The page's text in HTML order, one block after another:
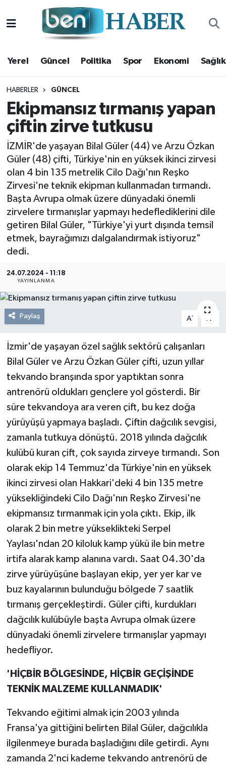
Yerel Güncel Politika Spor Ekonomi Sağlık
HABERLER GÜNCEL
Ekipmansız tırmanış yapan
çiftin zirve tutkusu
İZMİR'de yaşayan Bilal Güler (44) ve Arzu Özkan
Güler (48) çifti, Türkiye'nin en yüksek ikinci zirvesi
olan 4 bin 135 metrelik Cilo Dağı'nın Reşko
Zirvesi'ne teknik ekipman kullanmadan tırmandı.
Başta Avrupa olmak üzere dünyadaki önemli
zirvelere tırmanışlar yapmayı hedeflediklerini dile
getiren Bilal Güler, "Türkiye'yi yurt dışında temsil
etmek, bayrağımızı dalgalandırmak istiyoruz"
dedi.
24.07.2024 - 11:18
YAYINLANMA
Paylaş A- A
İzmir'de yaşayan özel sağlık sektörü çalışanları
Bilal Güler ve Arzu Özkan Güler çifti, uzun yıllar
tekvando branşında spor yaptıktan sonra
antrenörü oldukları gençlere yol gösterdi. Bir
süre tekvandoya ara veren çift, bu kez doğa
yürüyüşü yapmaya başladı. Çiftin dağcılık sevgisi,
zamanla tutkuya dönüştü. 2018 yılında dağcılık
kulübü kuran çift, çok sayıda zirveye tırmandı. Son
olarak ekip 14 Temmuz'da Türkiye'nin en yüksek
ikinci zirvesi olan Hakkari'deki 4 bin 135 metre
yüksekliğindeki Cilo Dağı'nın Reşko Zirvesi'ne
ekipmansız tırmanmak için yola çıktı. Ekip, ilk
olarak 2 bin metre yükseklikteki Serpel
Yaylası'ndan 20 kiloluk kamp yükü ile bin metre
irtifa alarak kamp alanına vardı. Saat 04.30'da
zirve yürüyüşüne başlayan ekip, yer yer kar ve
buz kayalarının bulunduğu bölgede 7 saatlik
tırmanış gerçekleştirdi. Güler çifti, kurdukları
dağcılık kulübüyle başta Avrupa olmak üzere
dünyadaki önemli zirvelere tırmanışlar yapmayı
hedefliyor.
'HİÇBİR BÖLGESİNDE, HİÇBİR GEÇİŞİNDE
TEKNİK MALZEME KULLANMADIK'
Tekvando eğitimi almak için 2003 yılında
Fransa'ya gittiğini belirten Bilal Güler, dağcılıkla
ilgilenmeye burada başladığını dile getirdi. Aynı
zamanda 2'nci kademe tekvando antrenörü de
Yerel
Güncel
Politika
Spor
Ekonomi
Sağlık
Magazin
Kültür Sanat
Resmi Reklam
Röportajlar
Hava Durumu
Trafik Durumu
Süper Lig Puan Durumu ve Fikstür
Tüm Manşetler
Son Dakika Haberleri
Haber Arşivi